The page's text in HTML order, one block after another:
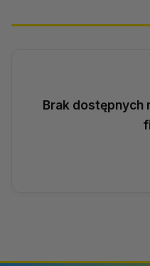
Brak dostępnych